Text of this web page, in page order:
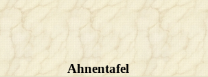
Ahnentafel